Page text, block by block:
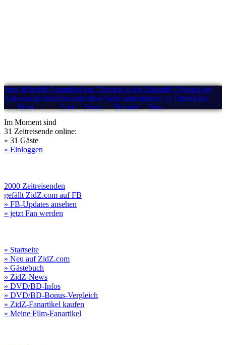
Jetzt offizielle Fanartikel zur "Zurück in die Zukunft"-Trilogie bei
Amazon.de bestellen und diese Seite unterstützen! (» Übersicht)
Menü Start Forum Drehorte Stars
Im Moment sind
31 Zeitreisende online:
» 31 Gäste
» Einloggen
2000 Zeitreisenden
gefällt ZidZ.com auf FB
» FB-Updates ansehen
» jetzt Fan werden
» Startseite
» Neu auf ZidZ.com
» Gästebuch
» ZidZ-News
» DVD/BD-Infos
» DVD/BD-Bonus-Vergleich
» ZidZ-Fanartikel kaufen
» Meine Film-Fanartikel